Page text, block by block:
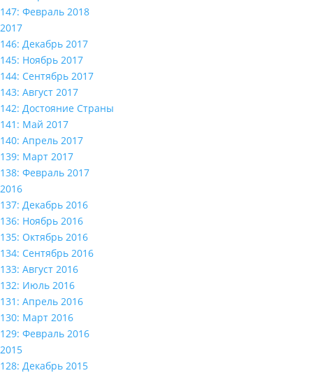
147: Февраль 2018
2017
146: Декабрь 2017
145: Ноябрь 2017
144: Сентябрь 2017
143: Август 2017
142: Достояние Страны
141: Май 2017
140: Апрель 2017
139: Март 2017
138: Февраль 2017
2016
137: Декабрь 2016
136: Ноябрь 2016
135: Октябрь 2016
134: Сентябрь 2016
133: Август 2016
132: Июль 2016
131: Апрель 2016
130: Март 2016
129: Февраль 2016
2015
128: Декабрь 2015